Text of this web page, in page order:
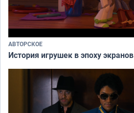
АВТОРСКОЕ
История игрушек в эпоху экранов